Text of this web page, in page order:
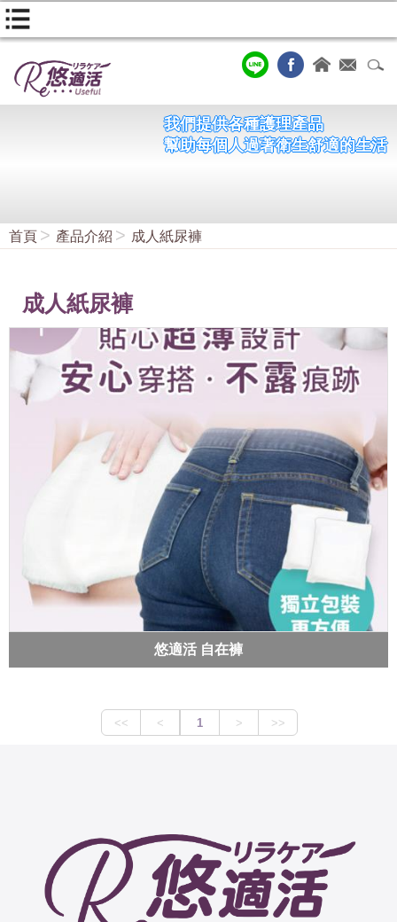
我們提供各種護理產品
幫助每個人過著衛生舒適的生活
首頁 產品介紹 成人紙尿褲
成人紙尿褲
悠適活 自在褲